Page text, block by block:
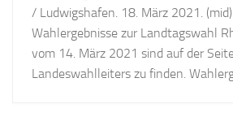
/ Ludwigshafen. 18. März 2021.
Wahlergebnisse zur Landtagswahl
vom 14. März 2021 sind auf der
Landeswahlleiters zu finden.